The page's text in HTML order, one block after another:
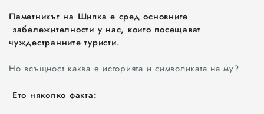
Паметникът на Шипка е сред основните
забележителности у нас, които посещават
чуждестранните туристи.
Но всъщност каква е историята и символиката на му?
Ето няколко факта: